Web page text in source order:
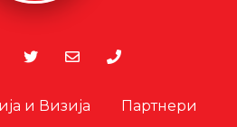
и Визија
Партнери